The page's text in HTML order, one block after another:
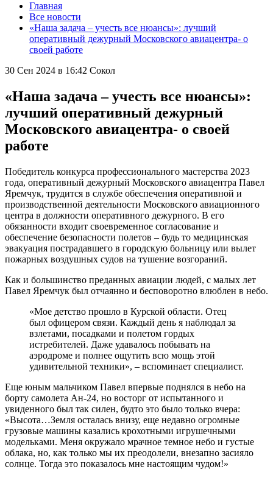
Главная
Все новости
«Наша задача – учесть все нюансы»: лучший
оперативный дежурный Московского авиацентра- о
своей работе
30 Сен 2024 в 16:42 Сокол
«Наша задача – учесть все нюансы»:
лучший оперативный дежурный
Московского авиацентра- о своей
работе
Победитель конкурса профессионального мастерства 2023
года, оперативный дежурный Московского авиацентра Павел
Яремчук, трудится в службе обеспечения оперативной и
производственной деятельности Московского авиационного
центра в должности оперативного дежурного. В его
обязанности входит своевременное согласование и
обеспечение безопасности полетов – будь то медицинская
эвакуация пострадавшего в городскую больницу или вылет
пожарных воздушных судов на тушение возгораний.
Как и большинство преданных авиации людей, с малых лет
Павел Яремчук был отчаянно и бесповоротно влюблен в небо.
«Мое детство прошло в Курской области. Отец
был офицером связи. Каждый день я наблюдал за
взлетами, посадками и полетом гордых
истребителей. Даже удавалось побывать на
аэродроме и полнее ощутить всю мощь этой
удивительной техники», – вспоминает специалист.
Еще юным мальчиком Павел впервые поднялся в небо на
борту самолета Ан-24, но восторг от испытанного и
увиденного был так силен, будто это было только вчера:
«Высота…Земля осталась внизу, еще недавно огромные
грузовые машины казались крохотными игрушечными
модельками. Меня окружало мрачное темное небо и густые
облака, но, как только мы их преодолели, внезапно засияло
солнце. Тогда это показалось мне настоящим чудом!»